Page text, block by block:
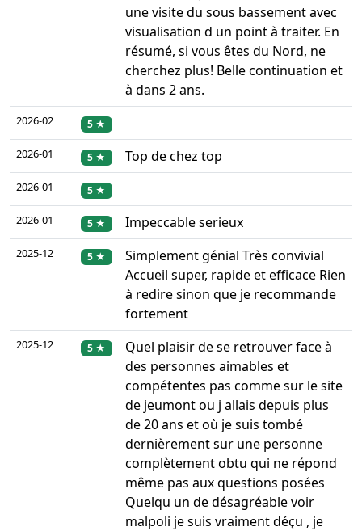
une visite du sous bassement avec
visualisation d un point à traiter. En
résumé, si vous êtes du Nord, ne
cherchez plus! Belle continuation et
à dans 2 ans.
2026-02 5 ★
2026-01 5 ★ Top de chez top
2026-01 5 ★
2026-01 5 ★ Impeccable serieux
2025-12 5 ★
Simplement génial Très convivial
Accueil super, rapide et efficace Rien
à redire sinon que je recommande
fortement
2025-12 5 ★
Quel plaisir de se retrouver face à
des personnes aimables et
compétentes pas comme sur le site
de jeumont ou j allais depuis plus
de 20 ans et où je suis tombé
dernièrement sur une personne
complètement obtu qui ne répond
même pas aux questions posées
Quelqu un de désagréable voir
malpoli je suis vraiment déçu , je